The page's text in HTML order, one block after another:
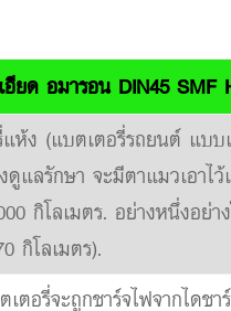
อียด อมารอน DIN45 SMF
ห้ง (แบตเตอรี่รถยนต์ แบ
แลรักษา จะมีตาแมวเอาไ
กิโลเมตร. อย่างหนึ่งอย่
กิโลเมตร).
ตอรี่จะถูกชาร์จไฟจากไดช